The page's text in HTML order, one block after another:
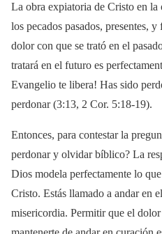
La obra expiatoria de Cristo en la
los pecados pasados, presentes,
dolor con que se trató en el
tratará en el futuro es
Evangelio te libera! Has sido
perdonar (3:13, 2 Cor. 5:18-19).
Entonces, para contestar la
perdonar y olvidar bíblico? La
Dios modela perfectamente lo
Cristo. Estás llamado a andar en
misericordia. Permitir que el